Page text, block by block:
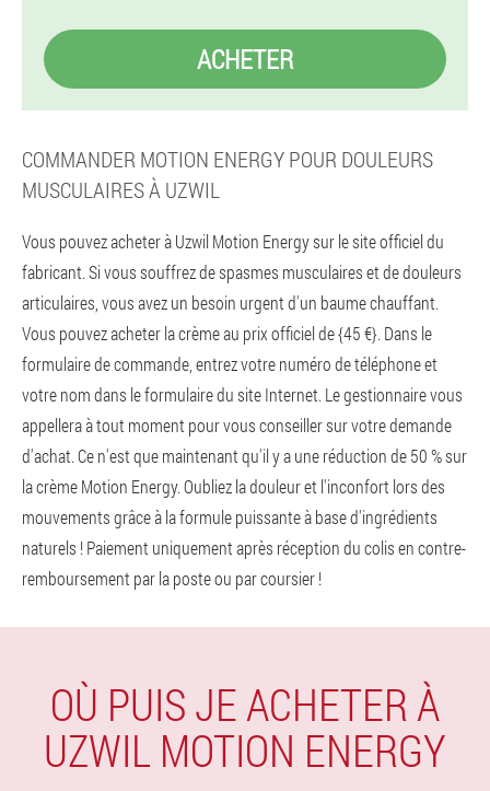
ACHETER
COMMANDER MOTION ENERGY POUR DOULEURS
MUSCULAIRES À UZWIL
Vous pouvez acheter à Uzwil Motion Energy sur le site officiel du
fabricant. Si vous souffrez de spasmes musculaires et de douleurs
articulaires, vous avez un besoin urgent d'un baume chauffant.
Vous pouvez acheter la crème au prix officiel de {45 €}. Dans le
formulaire de commande, entrez votre numéro de téléphone et
votre nom dans le formulaire du site Internet. Le gestionnaire vous
appellera à tout moment pour vous conseiller sur votre demande
d'achat. Ce n'est que maintenant qu'il y a une réduction de 50 % sur
la crème Motion Energy. Oubliez la douleur et l'inconfort lors des
mouvements grâce à la formule puissante à base d'ingrédients
naturels ! Paiement uniquement après réception du colis en contre-
remboursement par la poste ou par coursier !
OÙ PUIS JE ACHETER À
UZWIL MOTION ENERGY